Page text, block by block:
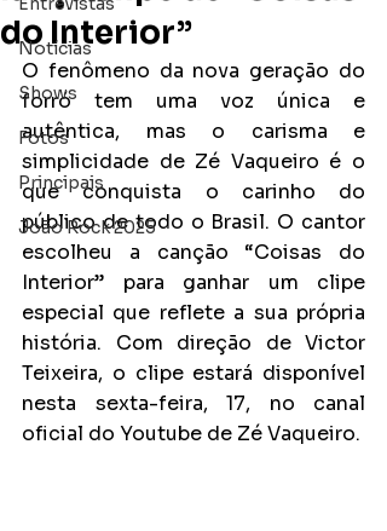
Notícias
Shows
Fotos
Principais
João Rock 2025
do Interior”
O fenômeno da nova geração do
forró tem uma voz única e
autêntica, mas o carisma e
simplicidade de Zé Vaqueiro é o
que conquista o carinho do
público de todo o Brasil. O cantor
escolheu a canção “Coisas do
Interior” para ganhar um clipe
especial que reflete a sua própria
história. Com direção de Victor
Teixeira, o clipe estará disponível
nesta sexta-feira, 17, no canal
oficial do Youtube de Zé Vaqueiro.